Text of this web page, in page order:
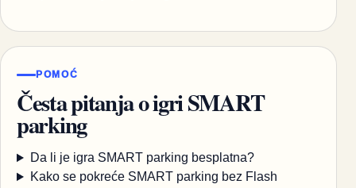
POMOĆ
Česta pitanja o igri SMART
parking
Da li je igra SMART parking besplatna?
Kako se pokreće SMART parking bez Flash